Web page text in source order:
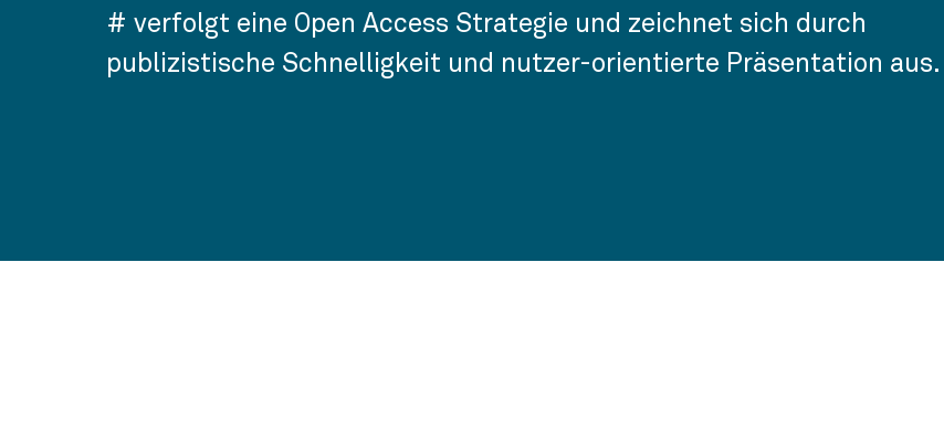
# verfolgt eine Open Access Strategie und zeichnet sich durch
publizistische Schnelligkeit und nutzer-orientierte Präsentation aus.